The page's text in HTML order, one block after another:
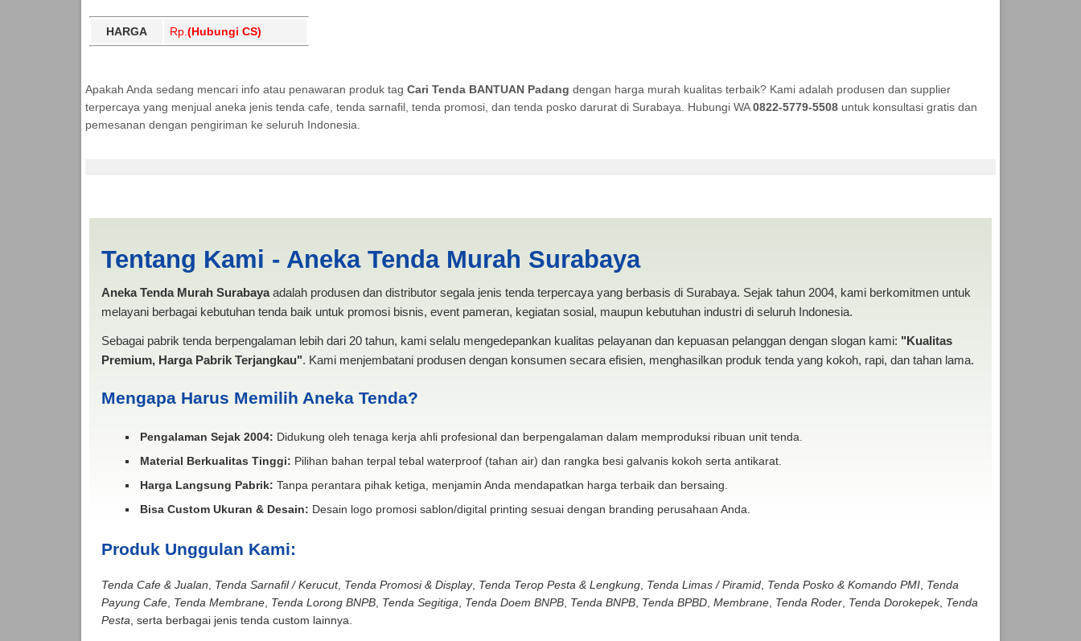
HARGA Rp. (Hubungi CS)
Apakah Anda sedang mencari info atau penawaran produk tag Cari Tenda BANTUAN Padang dengan harga murah kualitas terbaik? Kami adalah produsen dan supplier
terpercaya yang menjual aneka jenis tenda cafe, tenda sarnafil, tenda promosi, dan tenda posko darurat di Surabaya. Hubungi WA0822-5779-5508untuk konsultasi gratis dan
pemesanan dengan pengiriman ke seluruh Indonesia.
Tentang Kami - Aneka Tenda Murah Surabaya
Aneka Tenda Murah Surabayaadalah produsen dan distributor segala jenis tenda terpercaya yang berbasis di Surabaya. Sejak tahun 2004, kami berkomitmen untuk
melayani berbagai kebutuhan tenda baik untuk promosi bisnis, event pameran, kegiatan sosial, maupun kebutuhan industri di seluruh Indonesia.
Sebagai pabrik tenda berpengalaman lebih dari 20 tahun, kami selalu mengedepankan kualitas pelayanan dan kepuasan pelanggan dengan slogan kami: "Kualitas
Premium, Harga Pabrik Terjangkau". Kami menjembatani produsen dengan konsumen secara efisien, menghasilkan produk tenda yang kokoh, rapi, dan tahan lama.
Mengapa Harus Memilih Aneka Tenda?
Pengalaman Sejak 2004: Didukung oleh tenaga kerja ahli profesional dan berpengalaman dalam memproduksi ribuan unit tenda.
Material Berkualitas Tinggi: Pilihan bahan terpal tebal waterproof (tahan air) dan rangka besi galvanis kokoh serta antikarat.
Harga Langsung Pabrik: Tanpa perantara pihak ketiga, menjamin Anda mendapatkan harga terbaik dan bersaing.
Bisa Custom Ukuran & Desain: Desain logo promosi sablon/digital printing sesuai dengan branding perusahaan Anda.
Produk Unggulan Kami:
Tenda Cafe & Jualan Tenda Sarnafil / Kerucut, Tenda Promosi & Display, Tenda Terop Pesta & Lengkung, Tenda Limas / Piramid, Tenda Posko & Komando PMI, Tenda
Payung Cafe, Tenda Membrane, Tenda Lorong BNPB, Tenda Segitiga Tenda Doem BNPB, Tenda BNPB, Tenda BPBD, Membrane, Tenda Roder, Tenda Dorokepek, Tenda
Pesta , serta berbagai jenis tenda custom lainnya.